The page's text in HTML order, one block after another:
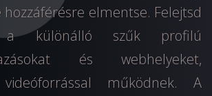
elmentse. Felejtsd
különálló szűk profilú
és webhelyeket,
működnek. A